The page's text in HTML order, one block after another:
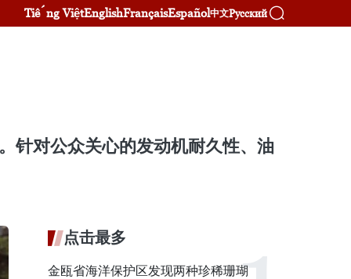
Tiếng ViệtEnglishFrançaisEspañol中文Русский
针对公众关心的发动机耐久性、油
点击最多
金瓯省海洋保护区发现两种珍稀珊瑚